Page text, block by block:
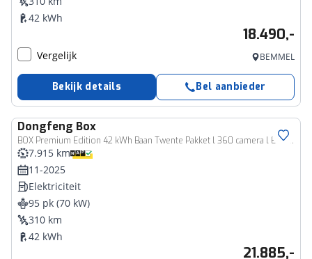
42 kWh
18.490,-
Vergelijk BEMMEL
Bekijk details Bel aanbieder
Dongfeng Box
BOX Premium Edition 42 kWh Baan Twente Pakket l 360 camera l Elektrische stoel verw/venti l Adaptief Cruise control l getinte ramen l
7.915 km
11-2025
Elektriciteit
95 pk (70 kW)
310 km
42 kWh
21.885,-